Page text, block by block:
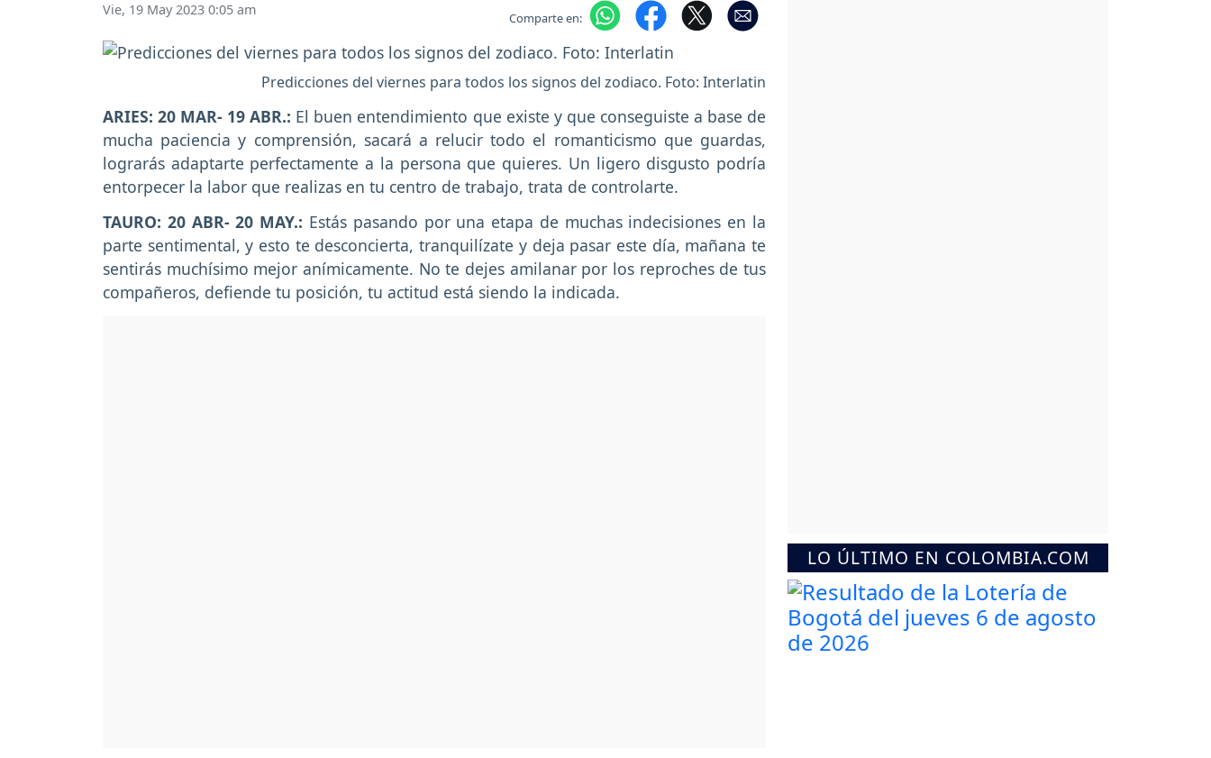
Vie, 19 May 2023 0:05 am Comparte en:
Predicciones del viernes para todos los signos del zodiaco. Foto: Interlatin
ARIES: 20 MAR- 19 ABR.: El buen entendimiento que existe y que conseguiste a base de
mucha paciencia y comprensión, sacará a relucir todo el romanticismo que guardas,
lograrás adaptarte perfectamente a la persona que quieres. Un ligero disgusto podría
entorpecer la labor que realizas en tu centro de trabajo, trata de controlarte.
TAURO: 20 ABR- 20 MAY.: Estás pasando por una etapa de muchas indecisiones en la
parte sentimental, y esto te desconcierta, tranquilízate y deja pasar este día, mañana te
sentirás muchísimo mejor anímicamente. No te dejes amilanar por los reproches de tus
compañeros, defiende tu posición, tu actitud está siendo la indicada.
LO ÚLTIMO EN COLOMBIA.COM